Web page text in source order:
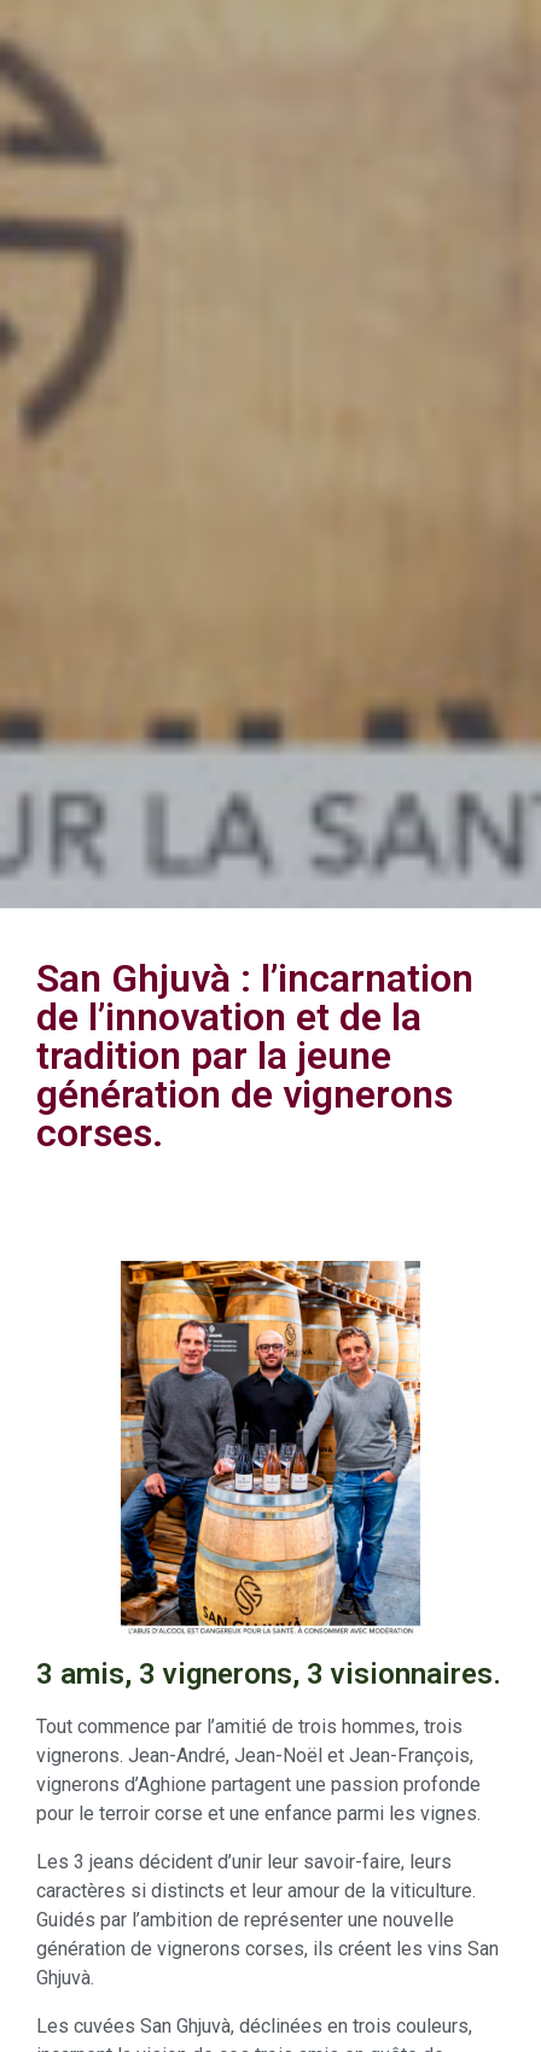
San Ghjuvà : l’incarnation
de l’innovation et de la
tradition par la jeune
génération de vignerons
corses.
3 amis, 3 vignerons, 3 visionnaires.
Tout commence par l’amitié de trois hommes, trois
vignerons. Jean-André, Jean-Noël et Jean-François,
vignerons d’Aghione partagent une passion profonde
pour le terroir corse et une enfance parmi les vignes.
Les 3 jeans décident d’unir leur savoir-faire, leurs
caractères si distincts et leur amour de la viticulture.
Guidés par l’ambition de représenter une nouvelle
génération de vignerons corses, ils créent les vins San
Ghjuvà.
Les cuvées San Ghjuvà, déclinées en trois couleurs,